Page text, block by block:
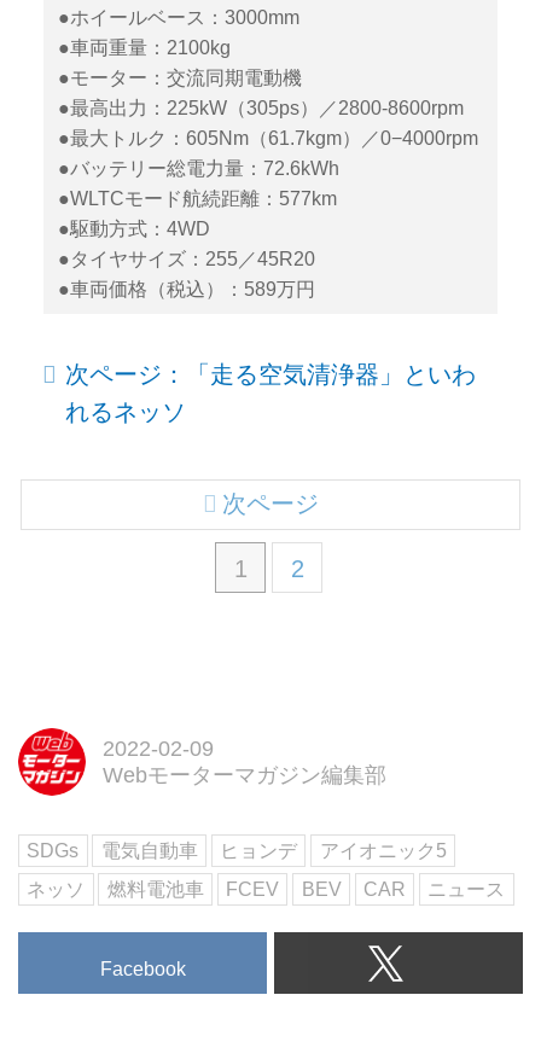
●ホイールベース：3000mm
●車両重量：2100kg
●モーター：交流同期電動機
●最高出力：225kW（305ps）／2800-8600rpm
●最大トルク：605Nm（61.7kgm）／0−4000rpm
●バッテリー総電力量：72.6kWh
●WLTCモード航続距離：577km
●駆動方式：4WD
●タイヤサイズ：255／45R20
●車両価格（税込）：589万円
次ページ：「走る空気清浄器」といわ
れるネッソ
1 2
次ページ
2022-02-09
Webモーターマガジン編集部
SDGs 電気自動車 ヒョンデ
アイオニック5
ネッソ
燃料電池車 FCEV BEV CAR ニュース
Facebook